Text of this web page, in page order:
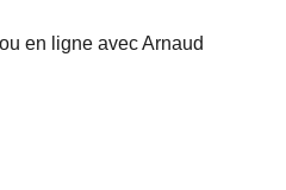
ou en ligne avec Arnaud